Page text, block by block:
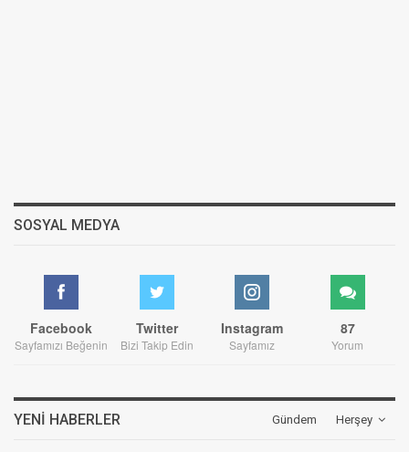
SOSYAL MEDYA
Facebook
Sayfamızı Beğenin
Twitter
Bizi Takip Edin
Instagram
Sayfamız
87
Yorum
Herşey
YENI HABERLER Gündem